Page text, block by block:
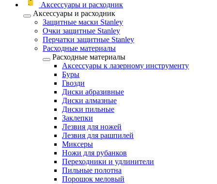
Аксессуары и расходник
Аксессуары и расходник
Защитные маски Stanley
Очки защитные Stanley
Перчатки защитные Stanley
Расходные материалы
Расходные материалы
Аксессуары к лазерному инструменту
Буры
Гвозди
Диски абразивные
Диски алмазные
Диски пильные
Заклепки
Лезвия для ножей
Лезвия для рашпилей
Миксеры
Ножи для рубанков
Переходники и удлинители
Пильные полотна
Порошок меловый